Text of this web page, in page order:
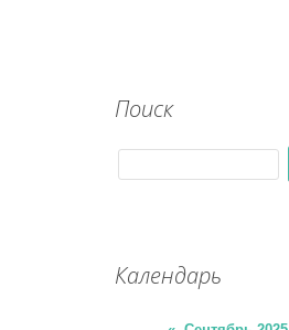
Поиск
Календарь